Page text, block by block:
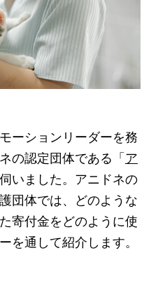
ーションリーダーを務
の認定団体である「 ア
いました。アニドネの
団体では、どのような
寄付金をどのように使
を通して紹介します。